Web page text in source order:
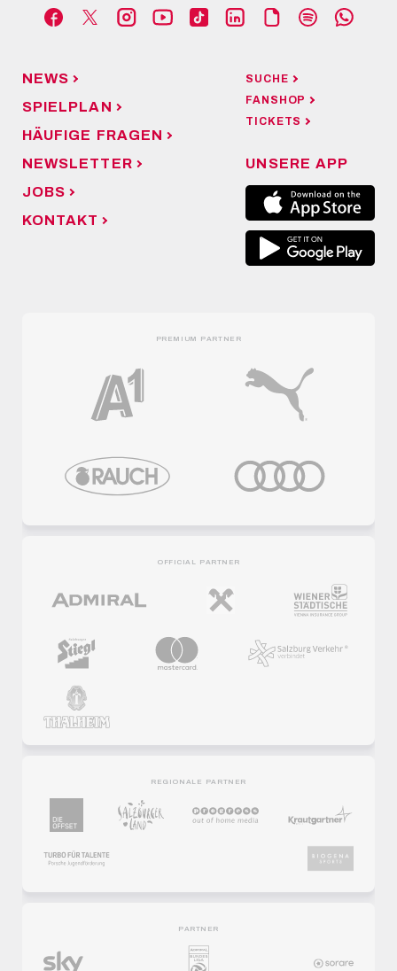
NEWS
SPIELPLAN
HÄUFIGE FRAGEN
NEWSLETTER
JOBS
KONTAKT
SUCHE
FANSHOP
TICKETS
UNSERE APP
PREMIUM PARTNER
OFFICIAL PARTNER
REGIONALE PARTNER
PARTNER